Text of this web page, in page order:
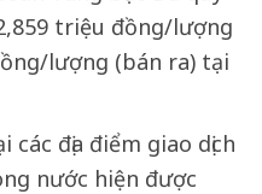
triệu đồng/lượng
lượng (bán ra) tại
địa điểm giao dịch
nước hiện được